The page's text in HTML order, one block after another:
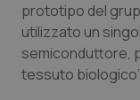
Toscana
Umbria
Obesità
prototipo del
utilizzato un
semiconduttore,
tessuto